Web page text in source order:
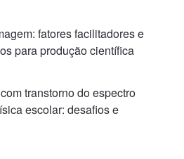
fatores facilitadores e
para produção científica
transtorno do espectro
escolar: desafios e